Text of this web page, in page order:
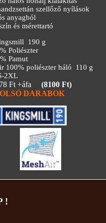
szellőző nyílások
anyagból
és mérettartó
190 g
100% poliészter háló
110 g
2XL
Ft +áfa
(8100 Ft)
DARABOK
!